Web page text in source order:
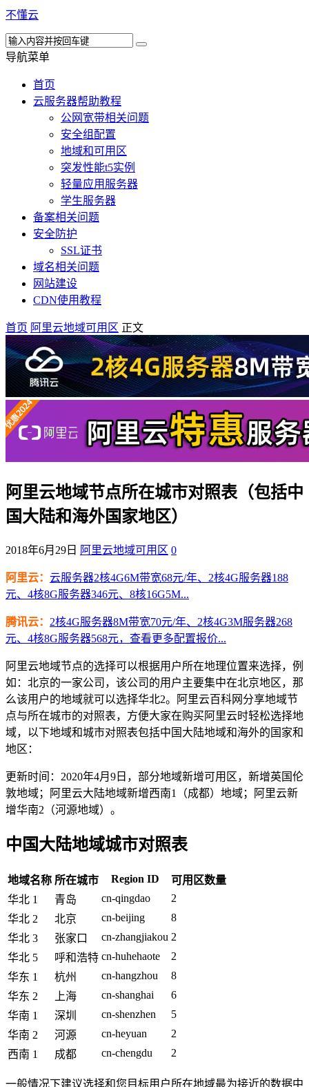
不懂云
导航菜单
首页
云服务器帮助教程
公网宽带相关问题
安全组配置
地域和可用区
突发性能t5实例
轻量应用服务器
学生服务器
备案相关问题
安全防护
SSL证书
域名相关问题
网站建设
CDN使用教程
首页 阿里云地域可用区 正文
阿里云地域节点所在城市对照表（包括中
国大陆和海外国家地区）
2018年6月29日 阿里云地域可用区 0
阿里云： 云服务器2核4G6M带宽68元/年、2核4G服务器188
元、4核8G服务器346元、8核16G5M...
腾讯云： 2核4G服务器8M带宽70元/年、2核4G3M服务器268
元、4核8G服务器568元，查看更多配置报价...
阿里云地域节点的选择可以根据用户所在地理位置来选择，例
如：北京的一家公司，该公司的用户主要集中在北京地区，那
么该用户的地域就可以选择华北2。阿里云百科网分享地域节
点与所在城市的对照表，方便大家在购买阿里云时轻松选择地
域，以下地域和城市对照表包括中国大陆地域和海外的国家和
地区：
更新时间：2020年4月9日，部分地域新增可用区，新增英国伦
敦地域；阿里云大陆地域新增西南1（成都）地域；阿里云新
增华南2（河源地域）。
中国大陆地域城市对照表
地域名称 所在城市 Region ID
可用区数量
华北 1
青岛 cn-qingdao
2
华北 2
北京 cn-beijing
8
华北 3
张家口 cn-zhangjiakou 2
华北 5
呼和浩特 cn-huhehaote
2
华东 1
杭州 cn-hangzhou
8
华东 2
上海 cn-shanghai
6
华南 1
深圳 cn-shenzhen
5
华南 2
河源 cn-heyuan
2
西南 1
成都 cn-chengdu 2
一般情况下建议选择和您目标用户所在地域最为接近的数据中